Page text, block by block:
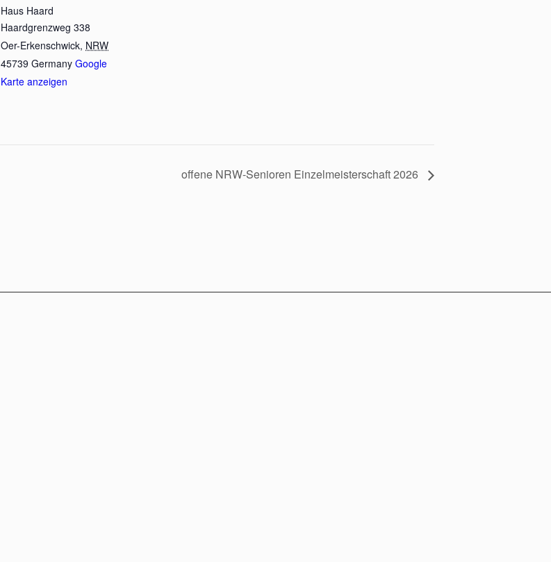
Haus Haard
Haardgrenzweg 338
Oer-Erkenschwick, NRW
45739 Germany Google
Karte anzeigen
offene NRW-Senioren Einzelmeisterschaft 2026